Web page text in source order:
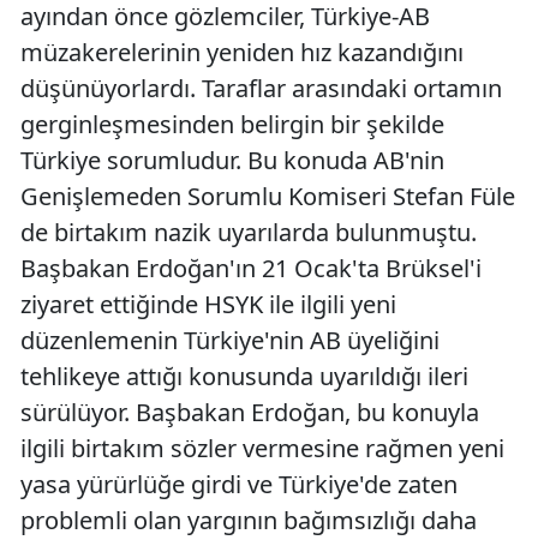
ayından önce gözlemciler, Türkiye-AB
müzakerelerinin yeniden hız kazandığını
düşünüyorlardı. Taraflar arasındaki ortamın
gerginleşmesinden belirgin bir şekilde
Türkiye sorumludur. Bu konuda AB'nin
Genişlemeden Sorumlu Komiseri Stefan Füle
de birtakım nazik uyarılarda bulunmuştu.
Başbakan Erdoğan'ın 21 Ocak'ta Brüksel'i
ziyaret ettiğinde HSYK ile ilgili yeni
düzenlemenin Türkiye'nin AB üyeliğini
tehlikeye attığı konusunda uyarıldığı ileri
sürülüyor. Başbakan Erdoğan, bu konuyla
ilgili birtakım sözler vermesine rağmen yeni
yasa yürürlüğe girdi ve Türkiye'de zaten
problemli olan yargının bağımsızlığı daha